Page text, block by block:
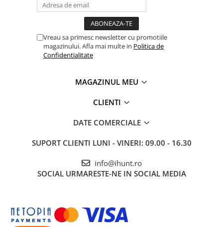
Purificatoare
Seturi de duș
Utilaje gradina
Produse Ulefone
Huse protectie Ulefone
Produse Doogee
Vreau sa primesc newsletter cu promotiile
magazinului. Afla mai multe in Politica de
Confidentialitate
MAGAZINUL MEU
CLIENTI
DATE COMERCIALE
SUPORT CLIENTI LUNI - VINERI: 09.00 - 16.30
info@ihunt.ro
SOCIAL URMARESTE-NE IN SOCIAL MEDIA